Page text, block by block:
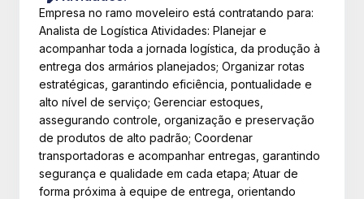
Empresa no ramo moveleiro está contratando para:
Analista de Logística Atividades: Planejar e
acompanhar toda a jornada logística, da produção à
entrega dos armários planejados; Organizar rotas
estratégicas, garantindo eficiência, pontualidade e
alto nível de serviço; Gerenciar estoques,
assegurando controle, organização e preservação
de produtos de alto padrão; Coordenar
transportadoras e acompanhar entregas, garantindo
segurança e qualidade em cada etapa; Atuar de
forma próxima à equipe de entrega, orientando